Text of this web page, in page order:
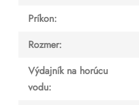
Príkon:
Rozmer:
Výdajník na horúcu
vodu: